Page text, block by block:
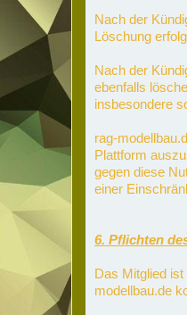
Nach der
Löschung
Nach der
ebenfalls
insbesondere
rag-
Plattform
gegen diese
einer
6. Pflichten
Das Mitglied
modellbau.de